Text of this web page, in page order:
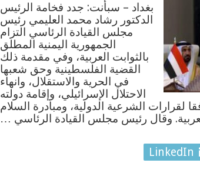
بغداد – سبأنت: جدد فخامة الرئيس
الدكتور رشاد محمد العليمي رئيس
مجلس القيادة الرئاسي التزام
الجمهورية اليمنية المطلق
بالثوابت العربية، وفي مقدمة ذلك
القضية الفلسطينية وحق شعبها
في الحرية والاستقلال، وانهاء
الاحتلال الإسرائيلي، وإقامة دولته
لقرارات الشرعية الدولية، ومبادرة السلام
وقال رئيس مجلس القيادة الرئاسي …
LinkedIn